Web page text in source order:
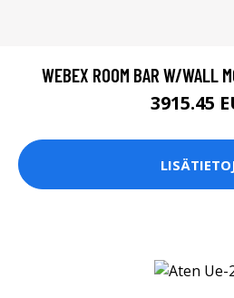
WEBEX ROOM BAR W/WALL
3915.45